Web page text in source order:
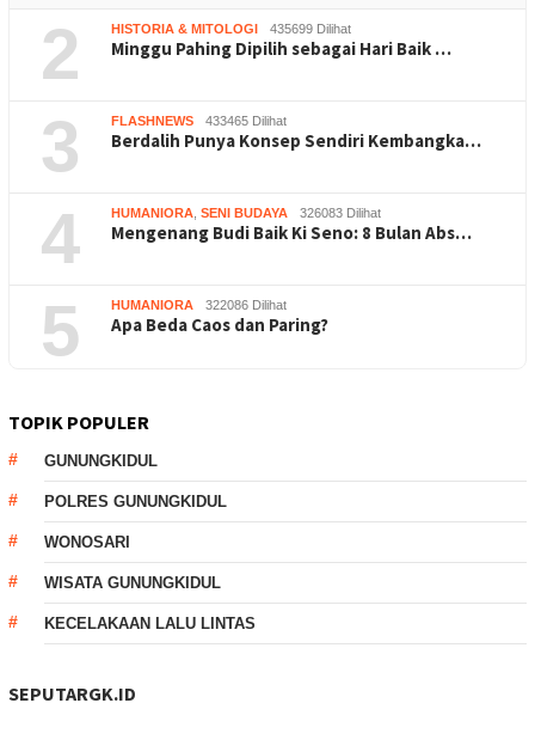
2 HISTORIA & MITOLOGI 435699 Dilihat
Minggu Pahing Dipilih sebagai Hari Baik …
3 FLASHNEWS 433465 Dilihat
Berdalih Punya Konsep Sendiri Kembangka…
4 HUMANIORA SENI BUDAYA 326083 Dilihat
Mengenang Budi Baik Ki Seno: 8 Bulan Abs…
5 HUMANIORA 322086 Dilihat
Apa Beda Caos dan Paring?
TOPIK POPULER
GUNUNGKIDUL
POLRES GUNUNGKIDUL
WONOSARI
WISATA GUNUNGKIDUL
KECELAKAAN LALU LINTAS
SEPUTARGK.ID